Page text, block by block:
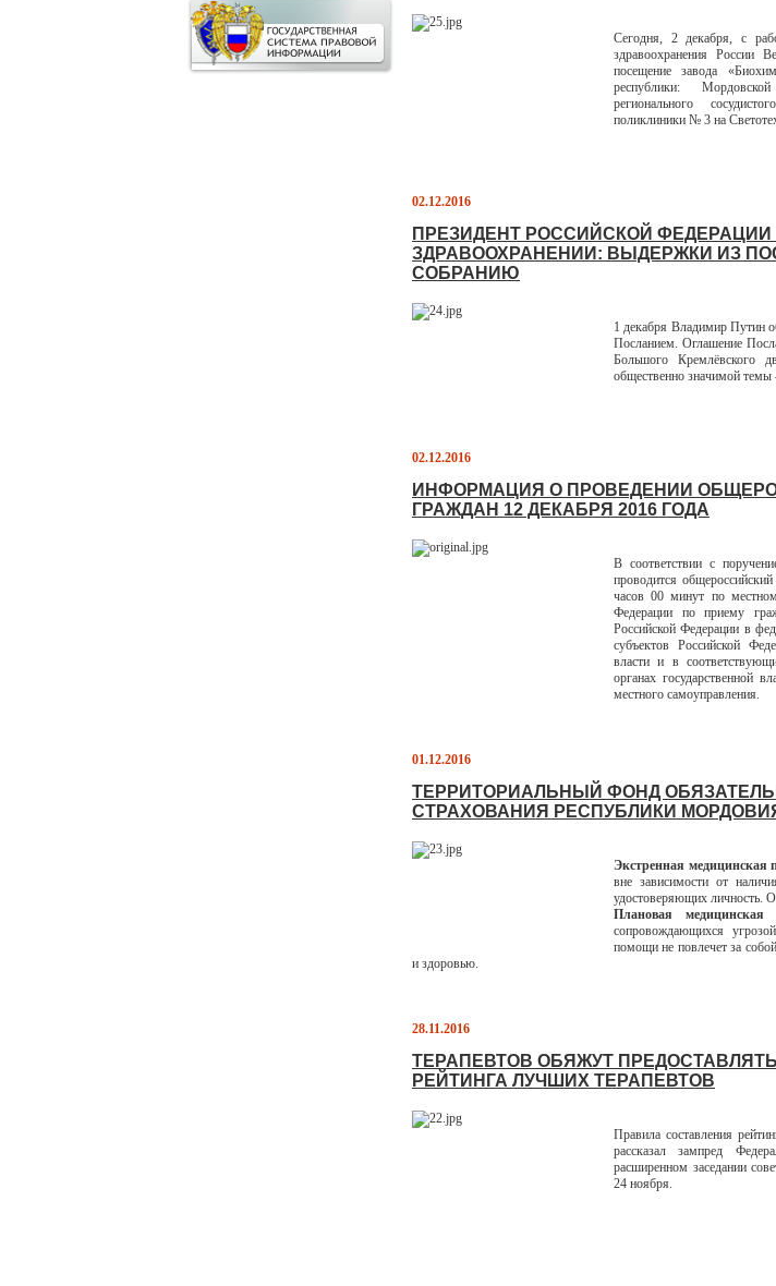
Сегодня, 2 декабря, с
здравоохранения России
посещение завода
республики:
регионального
поликлиники № 3 на
02.12.2016
ПРЕЗИДЕНТ РОССИЙСКОЙ
ЗДРАВООХРАНЕНИИ: ВЫДЕРЖКИ ИЗ
СОБРАНИЮ
1 декабря Владимир Путин
Посланием. Оглашение
Большого Кремлёвского
общественно значимой
02.12.2016
ИНФОРМАЦИЯ О ПРОВЕДЕНИИ
ГРАЖДАН 12 ДЕКАБРЯ 2016 ГОДА
В соответствии с
проводится
часов 00 минут по
Федерации по приему
Российской Федерации в
субъектов Российской
власти и в
органах государственной
местного самоуправления.
01.12.2016
ТЕРРИТОРИАЛЬНЫЙ ФОНД
СТРАХОВАНИЯ РЕСПУБЛИКИ
Экстренная медицинская
вне зависимости от
удостоверяющих личность.
Плановая медицинская
сопровождающихся
помощи не повлечет за
и здоровью.
28.11.2016
ТЕРАПЕВТОВ ОБЯЖУТ
РЕЙТИНГА ЛУЧШИХ ТЕРАПЕВТОВ
Правила составления
рассказал зампред
расширенном заседании
24 ноября.